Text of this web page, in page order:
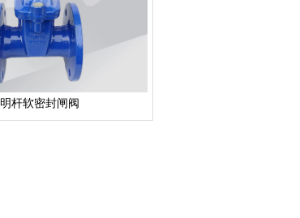
明杆软密封闸阀